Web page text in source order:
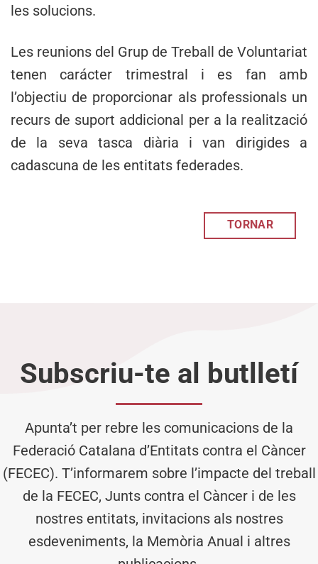
les solucions.
Les reunions del Grup de Treball de Voluntariat
tenen carácter trimestral i es fan amb
l’objectiu de proporcionar als professionals un
recurs de suport addicional per a la realització
de la seva tasca diària i van dirigides a
cadascuna de les entitats federades.
TORNAR
Subscriu-te al butlletí
Apunta’t per rebre les comunicacions de la
Federació Catalana d’Entitats contra el Càncer
(FECEC). T’informarem sobre l’impacte del treball
de la FECEC, Junts contra el Càncer i de les
nostres entitats, invitacions als nostres
esdeveniments, la Memòria Anual i altres